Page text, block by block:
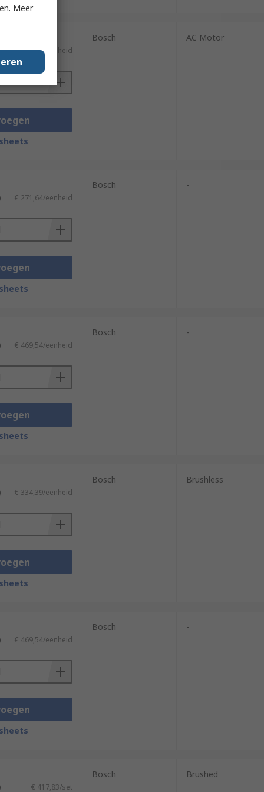
€ 611,11/eenheid
Bosch AC Motor
€ 271,64/eenheid
Bosch -
€ 469,54/eenheid
Bosch -
€ 334,39/eenheid
Bosch Brushless
€ 469,54/eenheid
Bosch -
€ 417,83/set
Bosch Brushed
Meer